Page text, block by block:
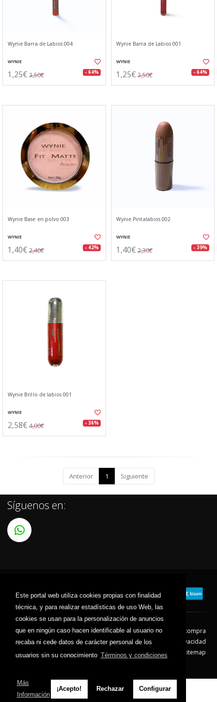
Este portal web utiliza cookies propias con finalidad
técnica, y para realizar estadísticas de uso Web, las
cookies se usan para la personalización de anuncios
que en ningún caso hacen identificable al usuario no
recaba ni cede datos de carácter personal de los
usuarios sin su conocimiento Términos y condiciones
Más
Información
¡Acepto! Rechazar Configurar
Wynie Barra de Labios 004
WYNIE
1,25€ 3,50€ - 64%
Wynie Barra de Labios 001
WYNIE
1,25€ 3,50€ - 64%
Wynie Base en polvo 003
WYNIE
1,40€ 2,40€ - 42%
Wynie Pintalabios 002
WYNIE
1,40€ 2,30€ - 39%
Wynie Brillo de labios 001
WYNIE
2,58€ 4,00€ - 36%
Anterior 1 Siguiente
Síguenos en:
Contacto Aviso Legal
Condiciones de compra
Política de envíos
Política de devolución
Política de Privacidad
Política de Cookies
Sitemap